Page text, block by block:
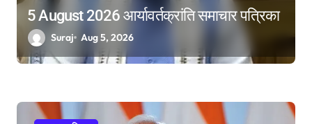
5 August 2026 आर्यावर्तक्रांति समाचार पत्रिका
Suraj Aug 5, 2026